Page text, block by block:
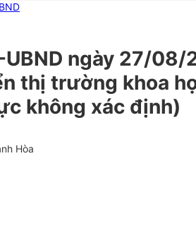
ngày 27/08/
thị trường khoa
không xác định)
Hòa